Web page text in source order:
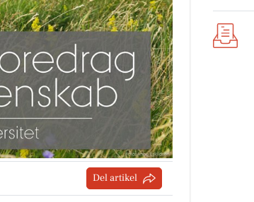
Del artikel